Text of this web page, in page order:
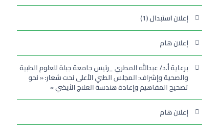
إعلان استبدال (1)
إعلان هام
برعاية أ.د/ عبدالله المطري _رئيس جامعة جبلة للعلوم الطبية
والصحية وإشراف: المجلس الطبي الأعلى نحت شعار: « نحو
تصحيح المفاهيم وإعادة هندسة العلاج الأيضي »
إعلان هام